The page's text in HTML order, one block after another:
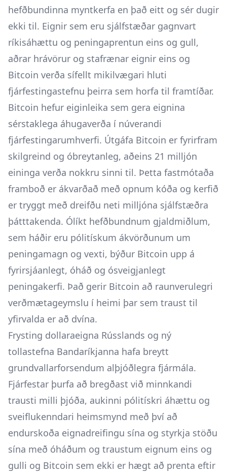
hefðbundinna myntkerfa en það eitt og sér dugir
ekki til. Eignir sem eru sjálfstæðar gagnvart
ríkisáhættu og peningaprentun eins og gull,
aðrar hrávörur og stafrænar eignir eins og
Bitcoin verða sífellt mikilvægari hluti
fjárfestingastefnu þeirra sem horfa til framtíðar.
Bitcoin hefur eiginleika sem gera eignina
sérstaklega áhugaverða í núverandi
fjárfestingarumhverfi. Útgáfa Bitcoin er fyrirfram
skilgreind og óbreytanleg, aðeins 21 milljón
eininga verða nokkru sinni til. Þetta fastmótaða
framboð er ákvarðað með opnum kóða og kerfið
er tryggt með dreifðu neti milljóna sjálfstæðra
þátttakenda. Ólíkt hefðbundnum gjaldmiðlum,
sem háðir eru pólitískum ákvörðunum um
peningamagn og vexti, býður Bitcoin upp á
fyrirsjáanlegt, óháð og ósveigjanlegt
peningakerfi. Það gerir Bitcoin að raunverulegri
verðmætageymslu í heimi þar sem traust til
yfirvalda er að dvína.
Frysting dollaraeigna Rússlands og ný
tollastefna Bandaríkjanna hafa breytt
grundvallarforsendum alþjóðlegra fjármála.
Fjárfestar þurfa að bregðast við minnkandi
trausti milli þjóða, aukinni pólitískri áhættu og
sveiflukenndari heimsmynd með því að
endurskoða eignadreifingu sína og styrkja stöðu
sína með óháðum og traustum eignum eins og
gulli og Bitcoin sem ekki er hægt að prenta eftir